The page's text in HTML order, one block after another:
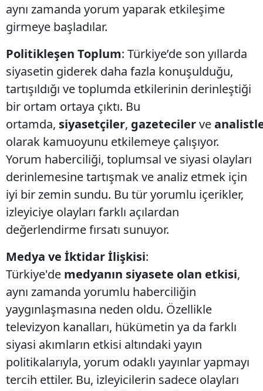
aynı zamanda yorum yaparak etkileşime
girmeye başladılar.
Politikleşen Toplum: Türkiye’de son yıllarda
siyasetin giderek daha fazla konuşulduğu,
tartışıldığı ve toplumda etkilerinin derinleştiği
bir ortam ortaya çıktı. Bu
ortamda, siyasetçiler, gazetecilerve
olarak kamuoyunu etkilemeye çalışıyor.
Yorum haberciliği, toplumsal ve siyasi olayları
derinlemesine tartışmak ve analiz etmek için
iyi bir zemin sundu. Bu tür yorumlu içerikler,
izleyiciye olayları farklı açılardan
değerlendirme fırsatı sunuyor.
Medya ve İktidar İlişkisi:
Türkiye'de medyanın siyasete olan etkisi,
aynı zamanda yorumlu haberciliğin
yaygınlaşmasına neden oldu. Özellikle
televizyon kanalları, hükümetin ya da farklı
siyasi akımların etkisi altındaki yayın
politikalarıyla, yorum odaklı yayınlar yapmayı
tercih ettiler. Bu, izleyicilerin sadece olayları